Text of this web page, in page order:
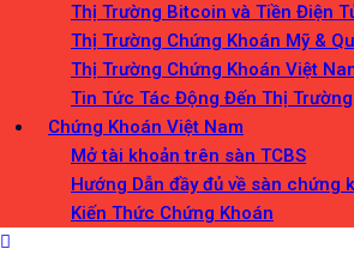
Thị Trường Bitcoin và Tiền Điện
Thị Trường Chứng Khoán Mỹ &
Thị Trường Chứng Khoán Việt
Tin Tức Tác Động Đến Thị Trường
Chứng Khoán Việt Nam
Mở tài khoản trên sàn TCBS
Hướng Dẫn đầy đủ về sàn chứng
Kiến Thức Chứng Khoán